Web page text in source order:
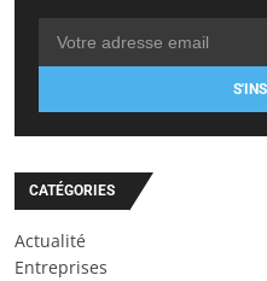
CATÉGORIES
Actualité
Entreprises